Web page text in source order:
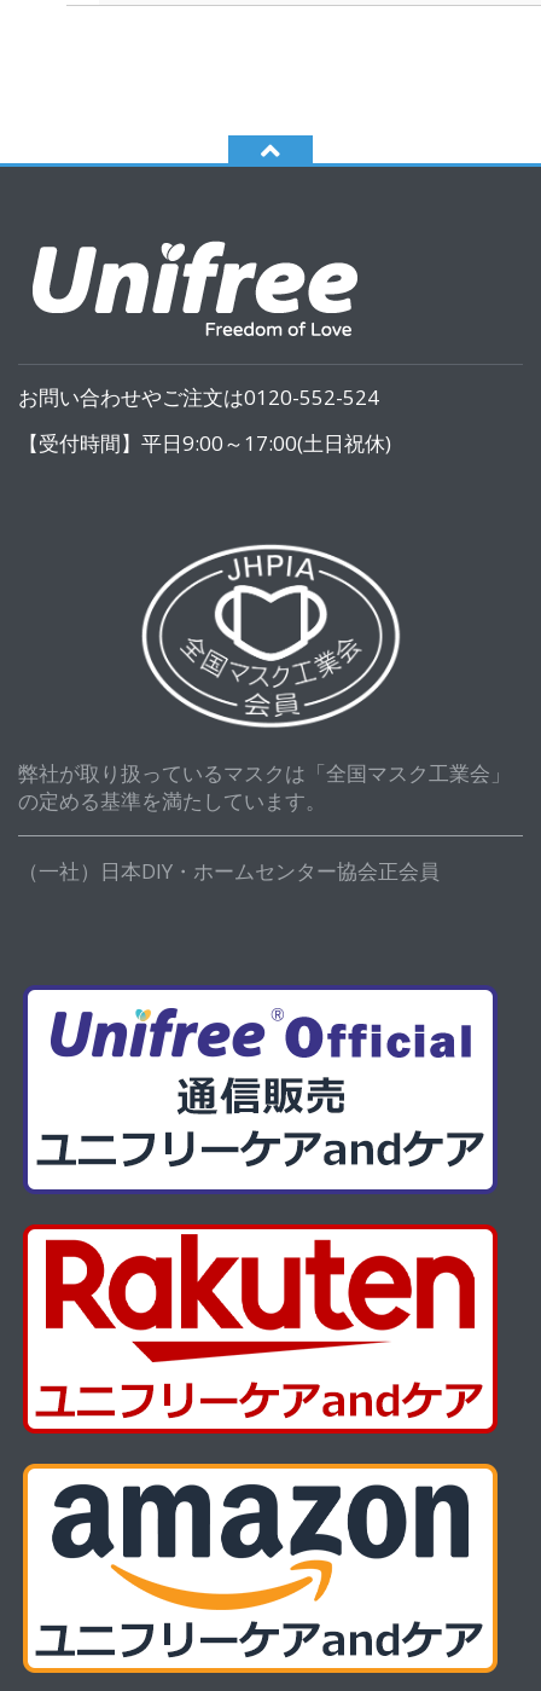
お問い合わせやご注文は0120-552-524
【受付時間】平日9:00～17:00(土日祝休)
弊社が取り扱っているマスクは「全国マスク工業会」
の定める基準を満たしています。
（一社）日本DIY・ホームセンター協会正会員